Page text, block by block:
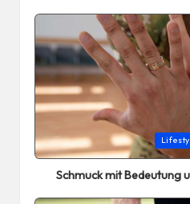
Posted
in
Schmuck mit Bedeutung